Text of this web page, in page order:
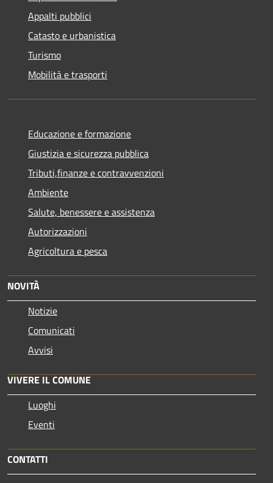
Appalti pubblici
Catasto e urbanistica
Turismo
Mobilità e trasporti
Educazione e formazione
Giustizia e sicurezza pubblica
Tributi,finanze e contravvenzioni
Ambiente
Salute, benessere e assistenza
Autorizzazioni
Agricoltura e pesca
NOVITÀ
Notizie
Comunicati
Avvisi
VIVERE IL COMUNE
Luoghi
Eventi
CONTATTI